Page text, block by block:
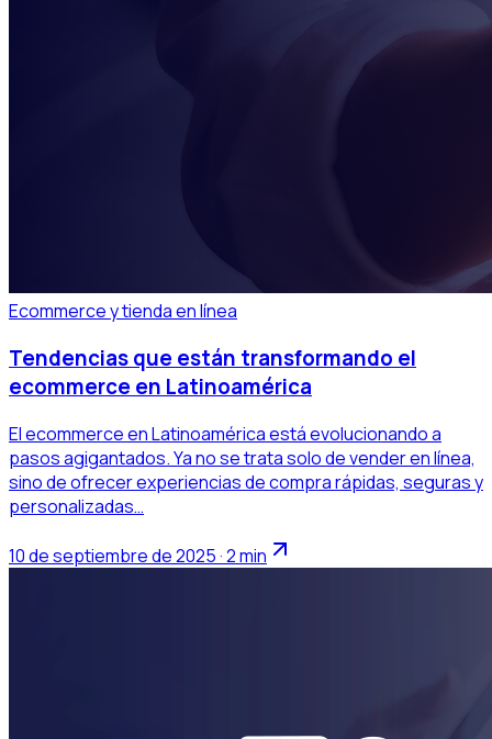
Ecommerce y tienda en línea
Tendencias que están transformando el
ecommerce en Latinoamérica
El ecommerce en Latinoamérica está evolucionando a
pasos agigantados. Ya no se trata solo de vender en línea,
sino de ofrecer experiencias de compra rápidas, seguras y
personalizadas…
10 de septiembre de 2025 · 2 min